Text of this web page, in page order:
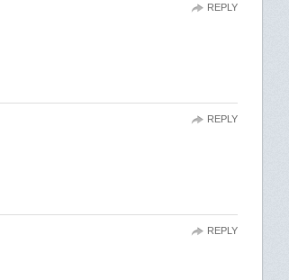
REPLY
REPLY
REPLY